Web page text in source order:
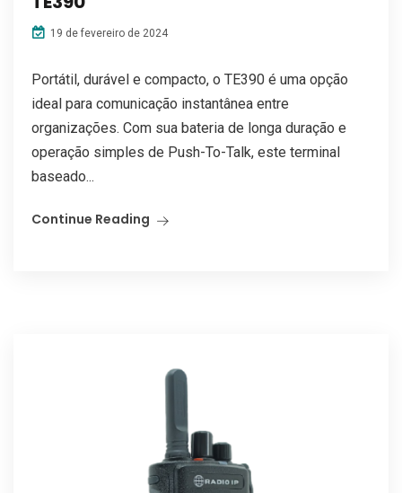
19 de fevereiro de 2024
Portátil, durável e compacto, o TE390 é uma opção
ideal para comunicação instantânea entre
organizações. Com sua bateria de longa duração e
operação simples de Push-To-Talk, este terminal
baseado...
Continue Reading